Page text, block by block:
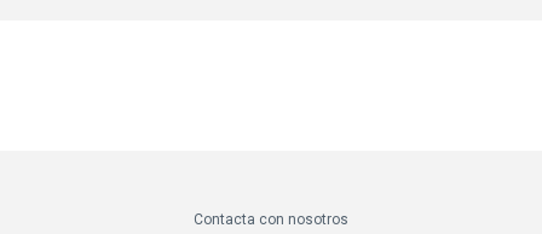
Contacta con nosotros